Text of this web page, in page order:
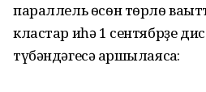
параллель ѳсѳн тѳрлѳ
кластар иһә 1 сентябрҙе
түбәндәгесә ҡаршылаясаҡ: